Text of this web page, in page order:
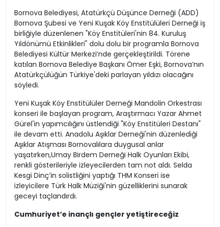
Bornova Belediyesi, Atatürkçü Düşünce Derneği (ADD)
Bornova Şubesi ve Yeni Kuşak Köy Enstitülüleri Derneği iş
birliğiyle düzenlenen "Köy Enstitüleri'nin 84. Kuruluş
Yıldönümü Etkinlikleri" dolu dolu bir programla Bornova
Belediyesi Kültür Merkezi’nde gerçekleştirildi. Törene
katılan Bornova Belediye Başkanı Ömer Eşki, Bornova’nın
Atatürkçülüğün Türkiye'deki parlayan yıldızı olacağını
söyledi.
Yeni Kuşak Köy Enstitülüler Derneği Mandolin Orkestrası
konseri ile başlayan program, Araştırmacı Yazar Ahmet
Gürel'in yapımcılığını üstlendiği "Köy Enstitüleri Destanı"
ile devam etti. Anadolu Aşıklar Derneği'nin düzenlediği
Aşıklar Atışması Bornovalılara duygusal anlar
yaşatırken,Umay Birdem Derneği Halk Oyunları Ekibi,
renkli gösterileriyle izleyecilerden tam not aldı. Selda
Kesgi Dinç’in solistliğini yaptığı THM Konseri ise
izleyicilere Türk Halk Müziği'nin güzelliklerini sunarak
geceyi taçlandırdı.
Cumhuriyet’e inançlı gençler yetiştireceğiz